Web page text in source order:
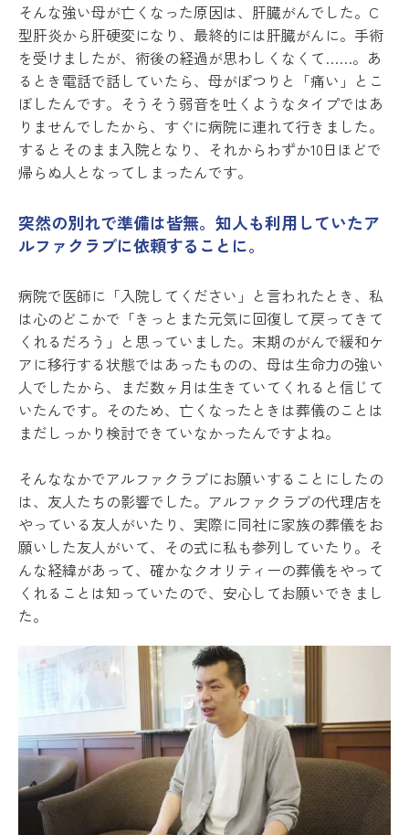
そんな強い母が亡くなった原因は、肝臓がんでした。C
型肝炎から肝硬変になり、最終的には肝臓がんに。手術
を受けましたが、術後の経過が思わしくなくて……。あ
るとき電話で話していたら、母がぽつりと「痛い」とこ
ぼしたんです。そうそう弱音を吐くようなタイプではあ
りませんでしたから、すぐに病院に連れて行きました。
するとそのまま入院となり、それからわずか10日ほどで
帰らぬ人となってしまったんです。
突然の別れで準備は皆無。知人も利用していたア
ルファクラブに依頼することに。
病院で医師に「入院してください」と言われたとき、私
は心のどこかで「きっとまた元気に回復して戻ってきて
くれるだろう」と思っていました。末期のがんで緩和ケ
アに移行する状態ではあったものの、母は生命力の強い
人でしたから、まだ数ヶ月は生きていてくれると信じて
いたんです。そのため、亡くなったときは葬儀のことは
まだしっかり検討できていなかったんですよね。
そんななかでアルファクラブにお願いすることにしたの
は、友人たちの影響でした。アルファクラブの代理店を
やっている友人がいたり、実際に同社に家族の葬儀をお
願いした友人がいて、その式に私も参列していたり。そ
んな経緯があって、確かなクオリティーの葬儀をやって
くれることは知っていたので、安心してお願いできまし
た。